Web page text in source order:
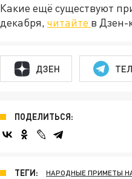
Какие ещё существуют
декабря, читайте в Дзен-
ДЗЕН
ПОДЕЛИТЬСЯ:
ТЕГИ: НАРОДНЫЕ ПРИМЕТЫ